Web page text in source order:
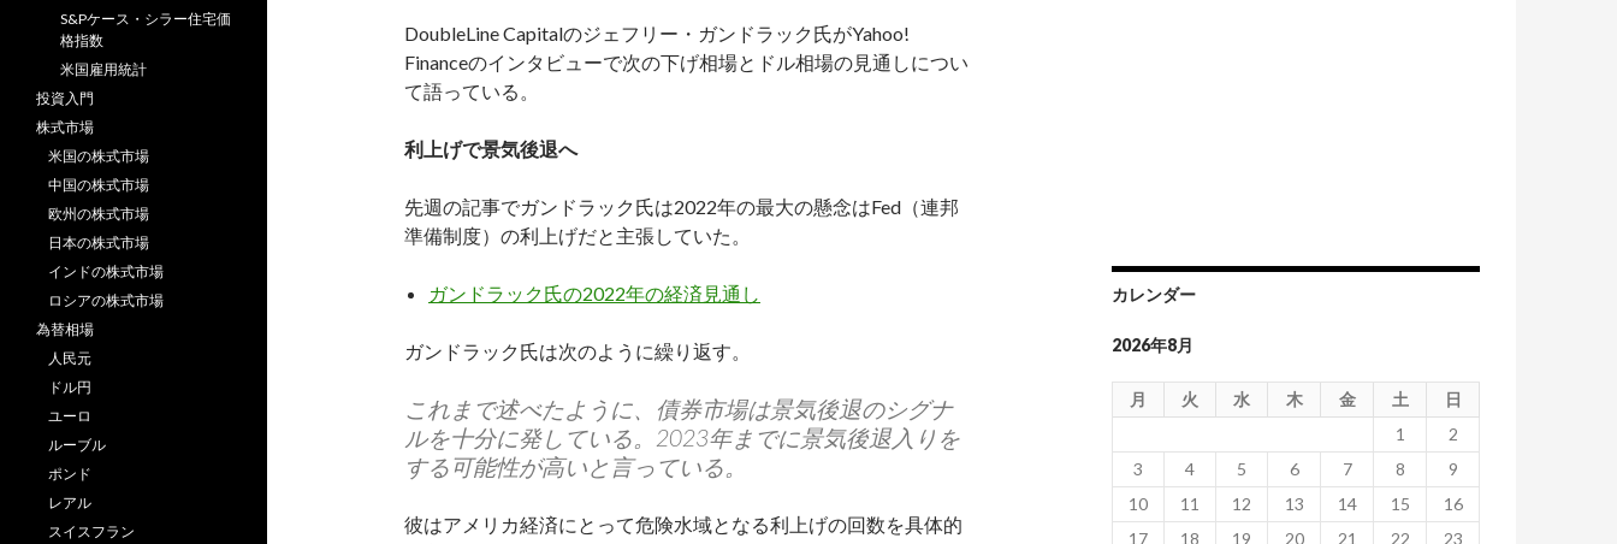
DoubleLine Capitalのジェフリー・ガンドラック氏がYahoo!
Financeのインタビューで次の下げ相場とドル相場の見通しについ
て語っている。
利上げで景気後退へ
先週の記事でガンドラック氏は2022年の最大の懸念はFed（連邦
準備制度）の利上げだと主張していた。
ガンドラック氏の2022年の経済見通し
ガンドラック氏は次のように繰り返す。
これまで述べたように、債券市場は景気後退のシグナ
ルを十分に発している。2023年までに景気後退入りを
する可能性が高いと言っている。
彼はアメリカ経済にとって危険水域となる利上げの回数を具体的
カレンダー
2026年8月
月 火 水 木 金 土
日
1
2
3
4 5 6 7 8
9
10
11 12 13 14 15
16
17
18 19 20 21 22
23
S&Pケース・シラー住宅価
格指数
米国雇用統計
投資入門
株式市場
米国の株式市場
中国の株式市場
欧州の株式市場
日本の株式市場
インドの株式市場
ロシアの株式市場
為替相場
人民元
ドル円
ユーロ
ルーブル
ポンド
レアル
スイスフラン